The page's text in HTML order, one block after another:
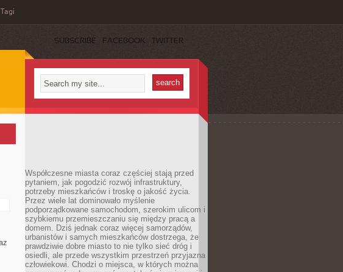
Tagi
SUBSCRIBE FACEBOOK TWITTER
Współczesne miasta coraz częściej stają przed
pytaniem, jak pogodzić rozwój infrastruktury,
potrzeby mieszkańców i troskę o jakość życia.
Przez wiele lat dominowało myślenie
podporządkowane samochodom, szerokim ulicom i
szybkiemu przemieszczaniu się między pracą a
domem. Dziś jednak coraz więcej samorządów,
urbanistów i samych mieszkańców dostrzega, że
prawdziwie dobre miasto to nie tylko sieć dróg i
osiedli, ale przede wszystkim przestrzeń przyjazna
człowiekowi. Chodzi o miejsca, w których można